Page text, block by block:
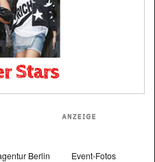
Berlin Event-Fotos